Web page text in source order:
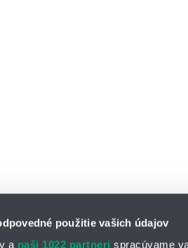
použitie vašich údajov
a naši 1022 partneri spracúvame